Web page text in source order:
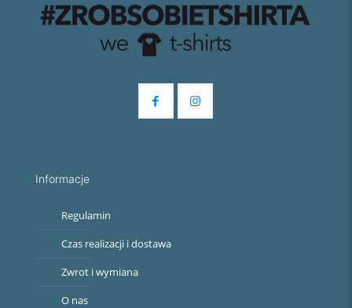
Informacje
Regulamin
Czas realizacji i dostawa
Zwrot i wymiana
O nas